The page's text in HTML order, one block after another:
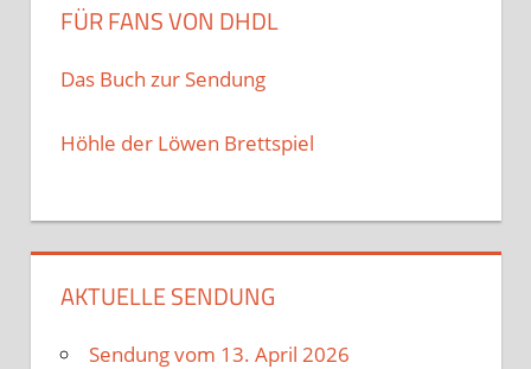
FÜR FANS VON DHDL
Das Buch zur Sendung
Höhle der Löwen Brettspiel
AKTUELLE SENDUNG
Sendung vom 13. April 2026